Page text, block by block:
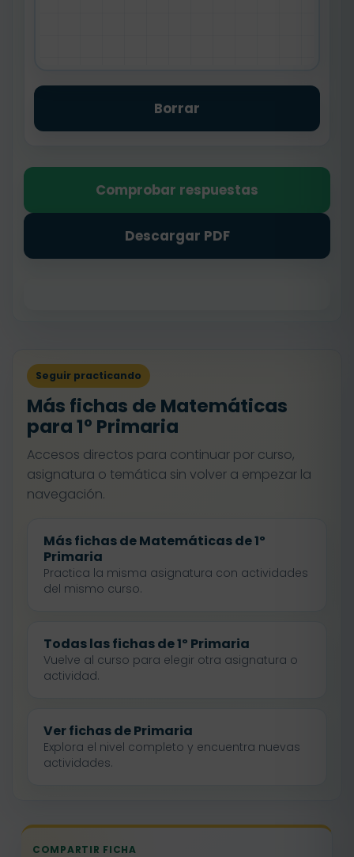
Borrar
Comprobar respuestas
Descargar PDF
Seguir practicando
Más fichas de Matemáticas
para 1º Primaria
Accesos directos para continuar por curso,
asignatura o temática sin volver a empezar la
navegación.
Más fichas de Matemáticas de 1º
Primaria
Practica la misma asignatura con actividades
del mismo curso.
Todas las fichas de 1º Primaria
Vuelve al curso para elegir otra asignatura o
actividad.
Ver fichas de Primaria
Explora el nivel completo y encuentra nuevas
actividades.
COMPARTIR FICHA